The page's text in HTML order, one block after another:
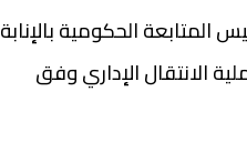
الحكومية بالإنابة
الانتقال الإداري وفق